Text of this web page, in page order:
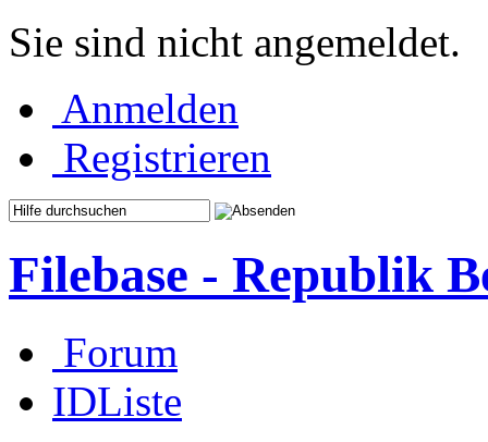
Sie sind nicht angemeldet.
Anmelden
Registrieren
Filebase - Republik
Forum
IDListe